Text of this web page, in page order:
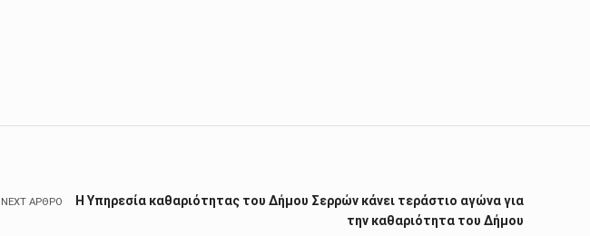
NEXT ΆΡΘΡΟ
Η Υπηρεσία καθαριότητας του Δήμου Σερρών κάνει τεράστιο αγώνα για
την καθαριότητα του Δήμου